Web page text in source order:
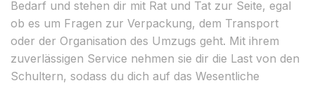
Bedarf und stehen dir mit Rat und Tat zur Seite, egal
ob es um Fragen zur Verpackung, dem Transport
oder der Organisation des Umzugs geht. Mit ihrem
zuverlässigen Service nehmen sie dir die Last von den
Schultern, sodass du dich auf das Wesentliche